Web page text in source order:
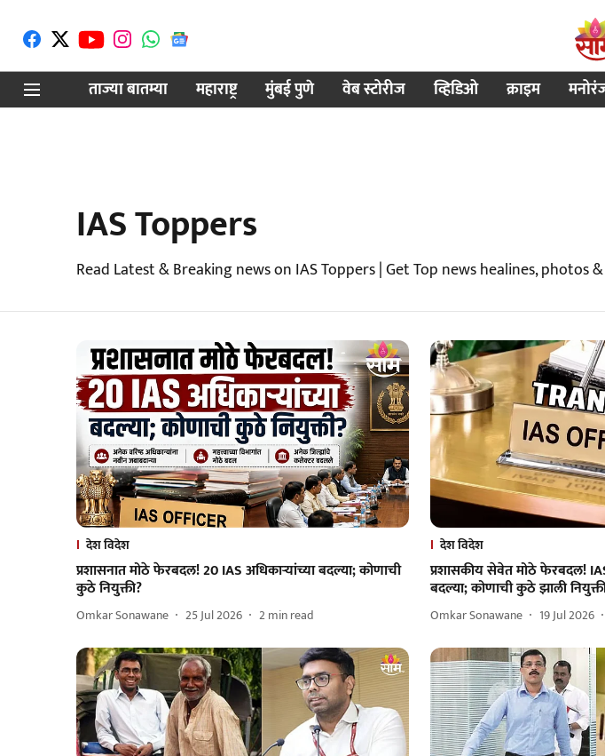
ताज्या बातम्या
महाराष्ट्र मुंबई पुणे वेब स्टोरीज व्हिडिओ क्राइम
IAS Toppers
Read Latest & Breaking news on IAS Toppers | Get Top news healines, photos
देश विदेश
प्रशासनात मोठे फेरबदल! 20 IAS अधिकाऱ्यांच्या बदल्या; कोणाची
कुठे नियुक्ती?
Omkar Sonawane 25 Jul 2026 2min read
देश विदेश
प्रशासकीय सेवेत मोठे फेरबदल!
बदल्या; कोणाची कुठे झाली
Omkar Sonawane 19 Jul 2026